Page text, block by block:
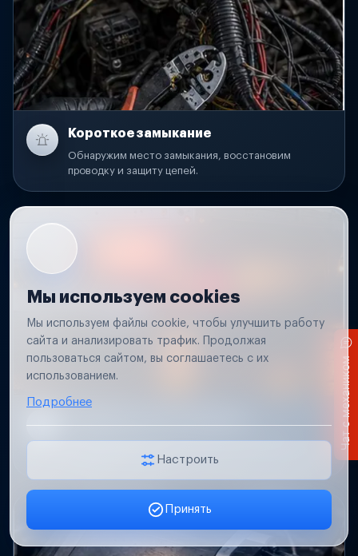
Короткое замыкание
Обнаружим место замыкания, восстановим
проводку и защиту цепей.
Проверим проводку и разъемы, восстановим
освещение прицепа.
Мы используем cookies
Мы используем файлы cookie, чтобы улучшить работу
сайта и анализировать трафик. Продолжая
пользоваться сайтом, вы соглашаетесь с их
использованием.
Подробнее
Настроить
Принять
Заявка онлайн
Чат с механиком